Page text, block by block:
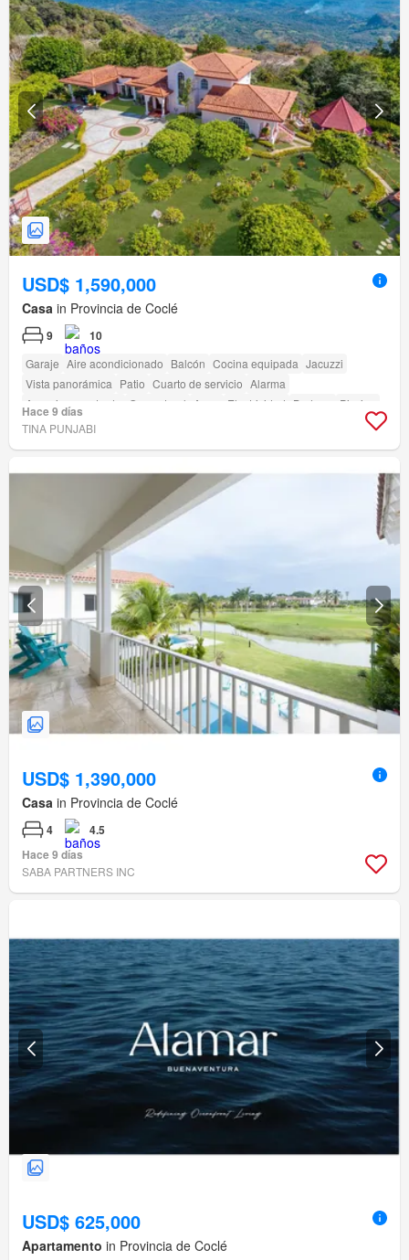
USD$ 1,590,000
Casa in Provincia de Coclé
9 10
Garaje Aire acondicionado Balcón Cocina equipada Jacuzzi
Vista panorámica Patio Cuarto de servicio Alarma
Armario empotrado
Gas natural Agua Electricidad Bodega Piscina
Hace 9 días
TINA PUNJABI
USD$ 1,390,000
Casa in Provincia de Coclé
4
4.5
Hace 9 días
SABA PARTNERS INC
USD$ 625,000
Apartamento in Provincia de Coclé